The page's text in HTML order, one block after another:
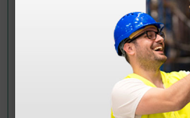
Pregúntale a un colega
¿Todavía tienes alguna duda?